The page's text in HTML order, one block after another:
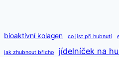
bioaktivní kolagen co jíst při hubnutí
jak zhubnout břicho jídelníček na